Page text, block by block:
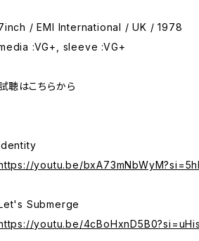
/ EMI International / UK / 1978
:VG+, sleeve :VG+
聴はこちらから
youtu.be/
Submerge
youtu.be/